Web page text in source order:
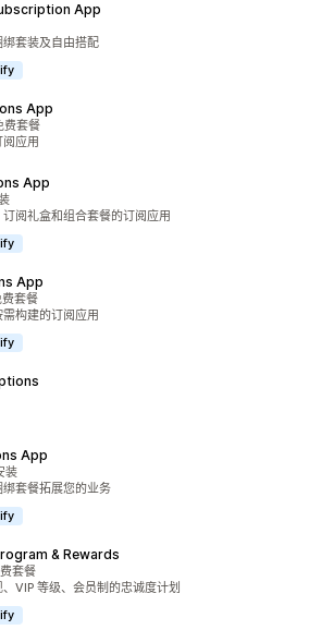
App
套装及自由搭配
App
费套餐
应用
App
阅礼盒和组合套餐的订阅应用
App
套餐
构建的订阅应用
App
装
套餐拓展您的业务
& Rewards
套餐
VIP 等级、会员制的忠诚度计划